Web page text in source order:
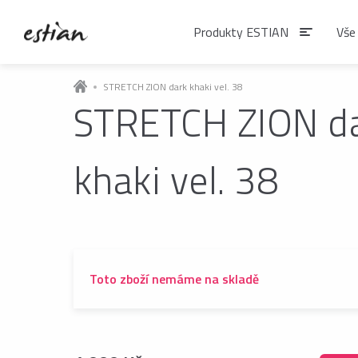
STRETCH ZION dark khaki vel. 38
STRETCH ZION
khaki vel. 38
Toto zboží nemáme na skladě
Produkty ESTIAN
Produkty
VÝDEJNÍKY VODY
ČAJE